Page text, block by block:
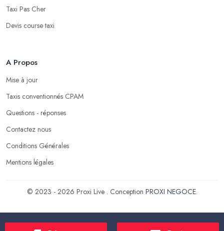
Taxi Pas Cher
Devis course taxi
A Propos
Mise à jour
Taxis conventionnés CPAM
Questions - réponses
Contactez nous
Conditions Générales
Mentions légales
© 2023 - 2026 Proxi Live . Conception PROXI NEGOCE.